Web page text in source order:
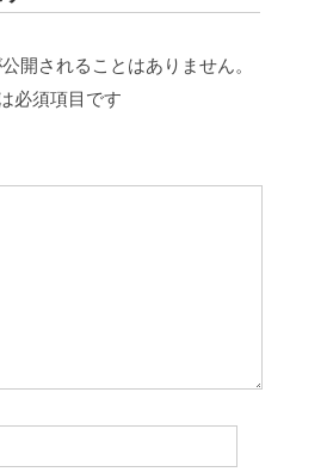
開されることはありません。
必須項目です